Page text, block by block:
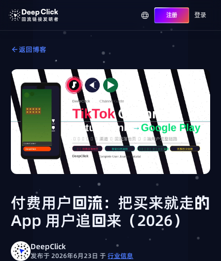
注册 登录
返回博客
付费用户回流：把买来就走的
App 用户追回来（2026）
DeepClick
发布于 2026年6月23日于行业信息